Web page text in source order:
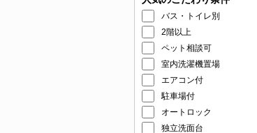
バス・トイレ別
2階以上
ペット相談可
室内洗濯機置場
エアコン付
駐車場付
オートロック
独立洗面台